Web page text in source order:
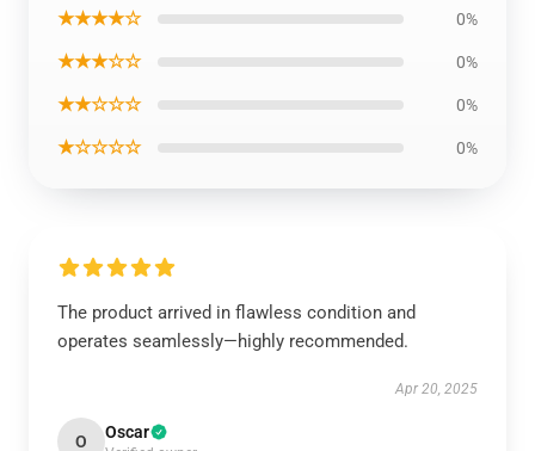
★★★★☆ 0%
★★★☆☆ 0%
★★☆☆☆ 0%
★☆☆☆☆ 0%
The product arrived in flawless condition and
operates seamlessly—highly recommended.
Apr 20, 2025
O Oscar